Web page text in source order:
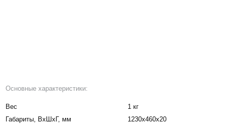
Основные характеристики:
Вес
1 кг
Габариты, BxШxГ, мм
1230х460х20